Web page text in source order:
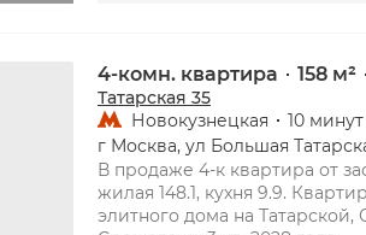
4-комн. квартира 158 м²
Татарская 35
Новокузнецкая
10
г Москва, ул Большая
В продаже 4-к квартира от
жилая 148.1, кухня 9.9.
элитного дома на Татарской,